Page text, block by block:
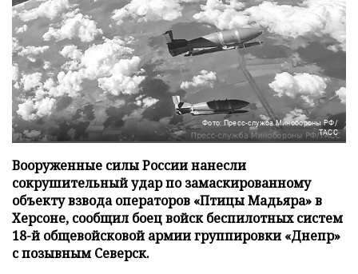
Фото: Пресс-служба Минобороны РФ/
ТАСС
Вооруженные силы России нанесли
сокрушительный удар по замаскированному
объекту взвода операторов «Птицы Мадьяра» в
Херсоне, сообщил боец войск беспилотных систем
18-й общевойсковой армии группировки «Днепр»
с позывным Северск.